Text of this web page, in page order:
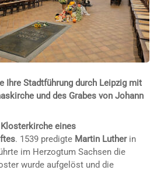
Ihre Stadtführung durch Leipzig mit
und des Grabes von Johann
Klosterkirche eines
. 1539 predigte Martin Lutherin
im Herzogtum Sachsen die
wurde aufgelöst und die